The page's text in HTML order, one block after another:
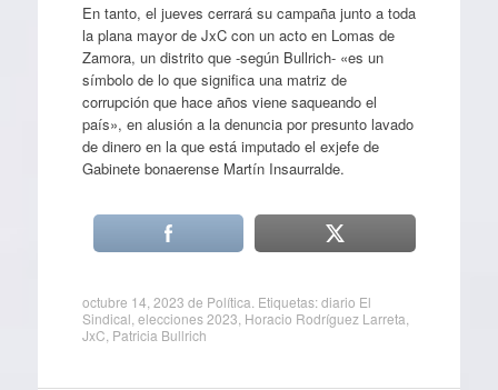
En tanto, el jueves cerrará su campaña junto a toda
la plana mayor de JxC con un acto en Lomas de
Zamora, un distrito que -según Bullrich- «es un
símbolo de lo que significa una matriz de
corrupción que hace años viene saqueando el
país», en alusión a la denuncia por presunto lavado
de dinero en la que está imputado el exjefe de
Gabinete bonaerense Martín Insaurralde.
octubre 14, 2023 de Política . Etiquetas:diario El
Sindical elecciones 2023 Horacio Rodríguez Larreta
JxC Patricia Bullrich